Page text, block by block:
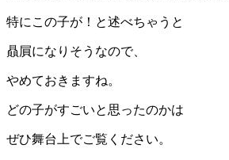
特にこの子が！と述べちゃうと
贔屓になりそうなので、
やめておきますね。
どの子がすごいと思ったのかは
ぜひ舞台上でご覧ください。